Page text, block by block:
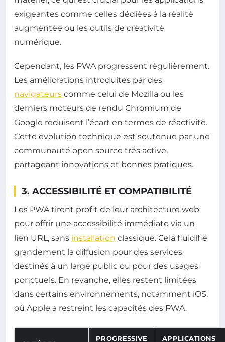
exigeantes comme celles dédiées à la réalité
augmentée ou les outils de créativité
numérique.
Cependant, les PWA progressent régulièrement.
Les améliorations introduites par des
navigateurs comme celui de Mozilla ou les
derniers moteurs de rendu Chromium de
Google réduisent l’écart en termes de réactivité.
Cette évolution technique est soutenue par une
communauté open source très active,
partageant innovations et bonnes pratiques.
3. ACCESSIBILITÉ ET COMPATIBILITÉ
Les PWA tirent profit de leur architecture web
pour offrir une accessibilité immédiate via un
lien URL, sans installation classique. Cela fluidifie
grandement la diffusion pour des services
destinés à un large public ou pour des usages
ponctuels. En revanche, elles restent limitées
dans certains environnements, notamment iOS,
où Apple a restreint les capacités des PWA.
PROGRESSIVE APPLICATIONS